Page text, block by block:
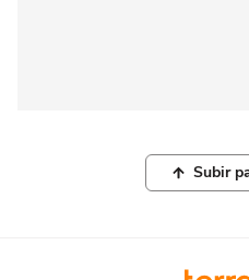
Subir